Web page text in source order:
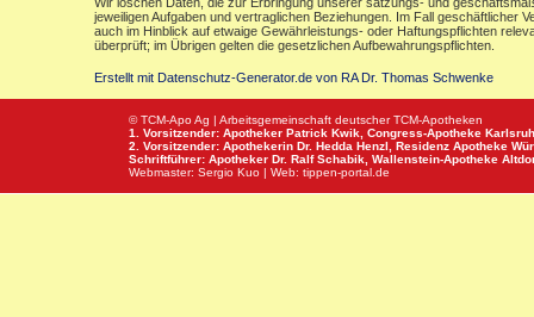
jeweiligen Aufgaben und vertraglichen Beziehungen. Im Fall geschäftlicher
auch im Hinblick auf etwaige Gewährleistungs- oder Haftungspflichten
überprüft; im Übrigen gelten die gesetzlichen Aufbewahrungspflichten.
Erstellt mit Datenschutz-Generator.de von RA Dr. Thomas Schwenke
© TCM-Apo Ag | Arbeitsgemeinschaft deutscher TCM-Apotheken
1. Vorsitzender: Apotheker Patrick Kwik, Congress-Apotheke
2. Vorsitzender: Apothekerin Dr. Hedda Henzl, Residenz Apotheke
Schriftführer: Apotheker Dr. Ralf Schabik, Wallenstein-Apotheke
Webmaster: Sergio Kuo | Web: tippen-portal.de